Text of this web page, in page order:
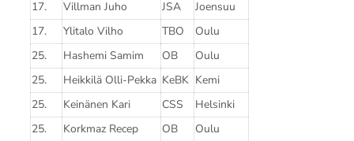
17.
Villman Juho JSA
Joensuu
17.
Ylitalo Vilho TBO
Oulu
25.
Hashemi Samim OB
Oulu
25.
Heikkilä Olli-Pekka KeBK Kemi
25.
Keinänen Kari CSS
Helsinki
25.
Korkmaz Recep OB Oulu